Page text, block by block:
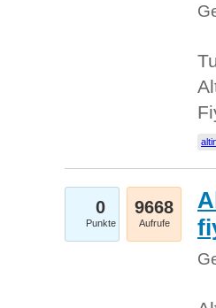
0
Punkte
9668
Aufrufe